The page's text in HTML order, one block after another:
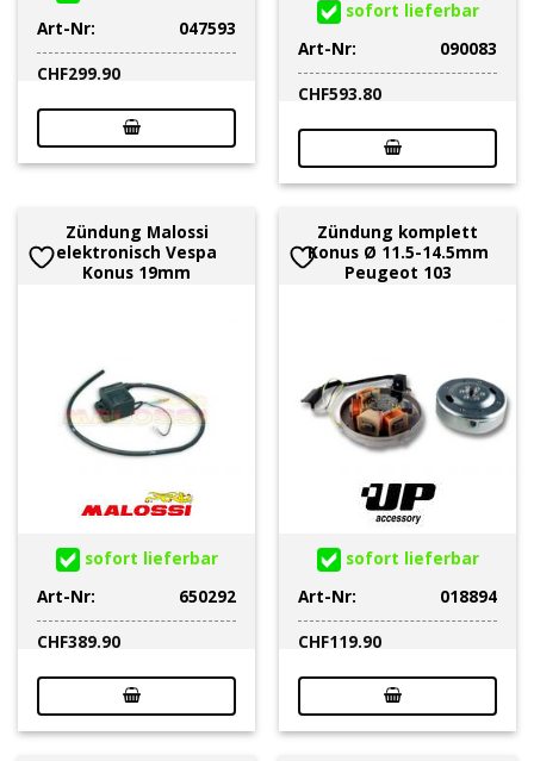
Art-Nr:
047593
CHF299.90
sofort lieferbar
Art-Nr:
090083
CHF593.80
Zündung Malossi
elektronisch Vespa
Konus 19mm
sofort lieferbar
Art-Nr:
650292
CHF389.90
Zündung komplett
Konus Ø 11.5-14.5mm
Peugeot 103
sofort lieferbar
Art-Nr:
018894
CHF119.90